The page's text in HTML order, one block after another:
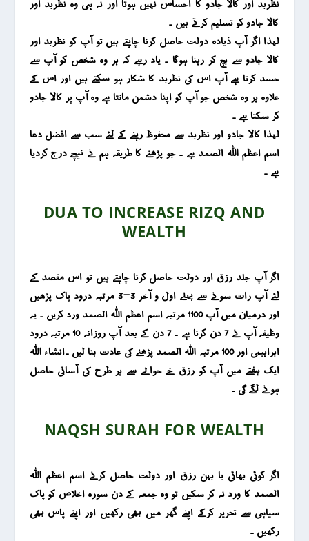
نظربد اور کالا جادو کا احساس نہیں ہوتا اور نہ ہی وہ نظربد اور
کالا جادو کو تسلیم کرتے ہیں ۔
لہذا اگر آپ ذیادہ دولت حاصل کرنا چاہتے ہیں تو آپ کو نظربد اور
کالا جادو سے بچ کر رہنا ہوگا ۔ یاد رہے کہ ہر وہ شخص کو آپ سے
حسد کرتا ہے آپ اس کی نطربد کا شکار ہو سکتے ہیں اور اس کے
علاوہ ہر وہ شخص جو آپ کو اپنا دشمن مانتا ہے وہ آپ پر کالا جادو
کر سکتا ہے ۔
لہذا کالا جادو اور نظربد سے محفوظ رہنے کے لئے سب سے افضل دعا
اسم اعظم اللہ الصمد ہے ۔ جو پڑھنے کا طریقہ ہم نے نیچے درج کردیا
ہے ۔
DUA TO INCREASE RIZQ AND
WEALTH
اگر آپ جلد رزق اور دولت حاصل کرنا چاہتے ہیں تو اس مقصد کے
لئے آپ رات سونے سے پہلے اول و آخر 3-3 مرتبہ درود پاک پڑھیں
اور درمیان میں آپ 1100 مرتبہ اسم اعظم اللہ الصمد ورد کریں ۔ یہ
وظیفہ آپ نے 7 دن کرنا ہے ۔ 7 دن کے بعد آپ روزانہ 10 مرتبہ درود
ابراہیمی اور 100 مرتبہ اللہ الصمد پڑھنے کی عادت بنا لیں ۔انشاء اللہ
ایک ہفتے میں آپ کو رزق خے حوالے سے ہر طرح کی آسانی حاصل
ہونے لگے گی ۔
NAQSH SURAH FOR WEALTH
اگر کوئی بھائی یا بہن رزق اور دولت حاصل کرنے اسم اعظم اللہ
الصمد کا ورد نہ کر سکیں تو وہ جمعہ کے دن سورہ اخلاص کو پاک
سیاہی سے تحریر کرکے اپنے گھر میں بھی رکھیں اور اپنے پاس بھی
رکھیں ۔